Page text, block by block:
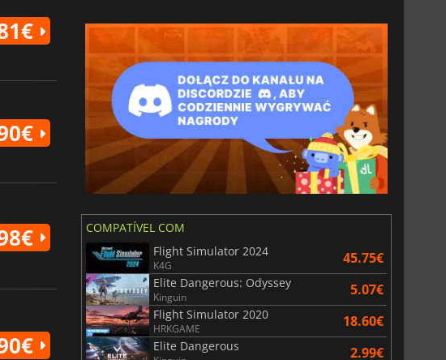
COMPATÍVEL COM
Flight Simulator 2024
K4G 45.75€
Elite Dangerous: Odyssey
Kinguin 5.07€
Flight Simulator 2020
HRKGAME 18.60€
Elite Dangerous 2.99€